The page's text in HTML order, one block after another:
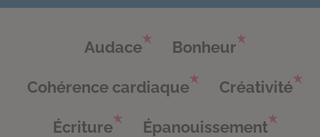
Audace Bonheur
Cohérence cardiaque Créativité
Écriture Épanouissement